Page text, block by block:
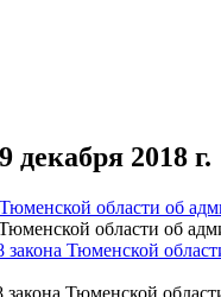
2018 г.
области об
области об
Тюменской
закона Тюменской